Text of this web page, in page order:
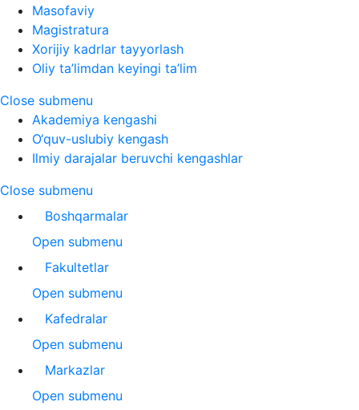
Masofaviy
Magistratura
Xorijiy kadrlar tayyorlash
Oliy ta’limdan keyingi ta’lim
Close submenu
Akademiya kengashi
O‘quv-uslubiy kengash
Ilmiy darajalar beruvchi kengashlar
Close submenu
Boshqarmalar
Open submenu
Fakultetlar
Open submenu
Kafedralar
Open submenu
Markazlar
Open submenu